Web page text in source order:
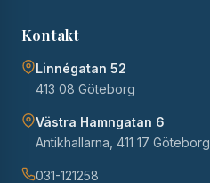
Kontakt
Linnégatan 52
413 08 Göteborg
Västra Hamngatan 6
Antikhallarna, 411 17 Göteborg
031-121258